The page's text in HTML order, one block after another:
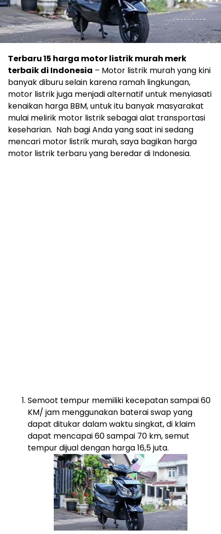
Terbaru 15 harga motor listrik murah merk
terbaik di Indonesia – Motor listrik murah yang kini
banyak diburu selain karena ramah lingkungan,
motor listrik juga menjadi alternatif untuk menyiasati
kenaikan harga BBM, untuk itu banyak masyarakat
mulai melirik motor listrik sebagai alat transportasi
keseharian. Nah bagi Anda yang saat ini sedang
mencari motor listrik murah, saya bagikan harga
motor listrik terbaru yang beredar di Indonesia.
Semoot tempur memiliki kecepatan sampai 60
KM/ jam menggunakan baterai swap yang
dapat ditukar dalam waktu singkat, di klaim
dapat mencapai 60 sampai 70 km, semut
tempur dijual dengan harga 16,5 juta.